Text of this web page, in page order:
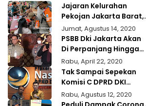
Jajaran Kelurahan
Pekojan Jakarta Barat,
Gelar Operasi Tertib
Masker
Jumat, Agustus 14, 2020
PSBB Dki Jakarta Akan
Di Perpanjang Hingga
22 Mei 2020
Rabu, April 22, 2020
Tak Sampai Sepekan
Komisi C DPRD DKI
Jakarta Jupiter,
Realisasikan Aspirasi
Rabu, Agustus 12, 2020